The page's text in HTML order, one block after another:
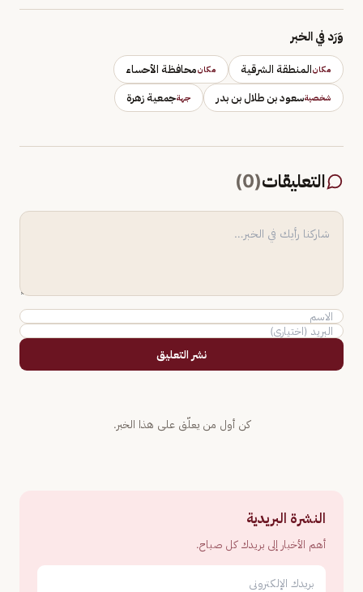
وَرَد في الخبر
مكانالمنطقة الشرقية مكانمحافظة الأحساء
شخصيةسعود بن طلال بن بدر جهةجمعية زهرة
التعليقات(
0
)
نشر التعليق
كن أول من يعلّق على هذا الخبر.
النشرة البريدية
أهم الأخبار إلى بريدك كل صباح.